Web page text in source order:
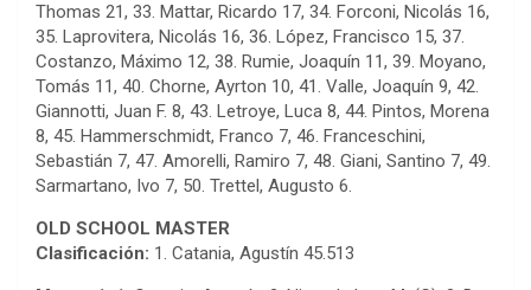
Thomas 21, 33. Mattar, Ricardo 17, 34. Forconi, Nicolás 16,
35. Laprovitera, Nicolás 16, 36. López, Francisco 15, 37.
Costanzo, Máximo 12, 38. Rumie, Joaquín 11, 39. Moyano,
Tomás 11, 40. Chorne, Ayrton 10, 41. Valle, Joaquín 9, 42.
Giannotti, Juan F. 8, 43. Letroye, Luca 8, 44. Pintos, Morena
8, 45. Hammerschmidt, Franco 7, 46. Franceschini,
Sebastián 7, 47. Amorelli, Ramiro 7, 48. Giani, Santino 7, 49.
Sarmartano, Ivo 7, 50. Trettel, Augusto 6.
OLD SCHOOL MASTER
Clasificación: 1. Catania, Agustín 45.513